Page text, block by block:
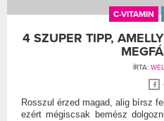
C-VITAMIN
4 SZUPER TIPP,
ÍRTA:
Rosszul érzed magad, alig bírsz
ezért mégiscsak bemész